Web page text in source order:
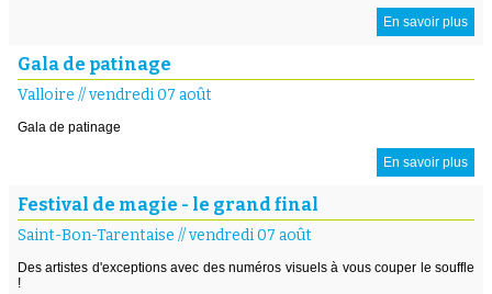
En savoir plus
Gala de patinage
Valloire //vendredi 07 août
Gala de patinage
En savoir plus
Festival de magie - le grand final
Saint-Bon-Tarentaise //vendredi 07 août
Des artistes d'exceptions avec des numéros visuels à vous couper le souffle
!